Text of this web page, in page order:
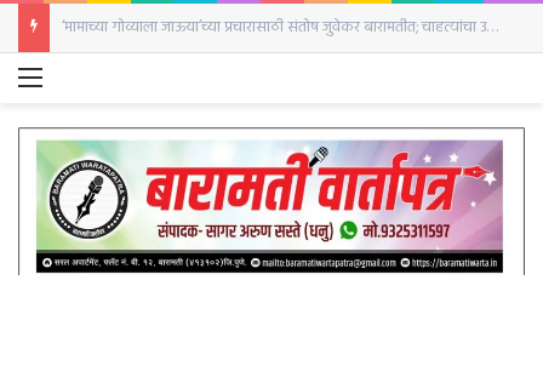
‘मामाच्या गोव्याला जाऊया’च्या प्रचारासाठी संतोष जुवेकर बारामतीत; चाहत्यांचा उत्स्फूर्त प्रतिसाद
Menu